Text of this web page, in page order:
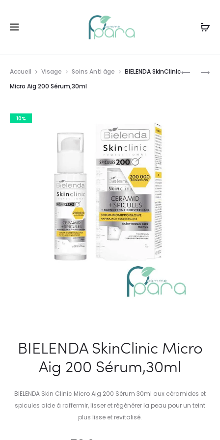
BIELENDA
BIELENDA
Accueil Visage Soins Anti âge
BIELENDA SkinClinic
Micro Aig 200 Sérum,30ml
10%
BIELENDA SkinClinic Micro
Aig 200 Sérum,30ml
BIELENDA Skin Clinic Micro Aig 200 Sérum 30ml aux céramides et
spicules aide à raffermir, lisser et régénérer la peau pour un teint
plus lisse et revitalisé.